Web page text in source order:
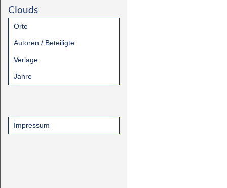
Clouds
Orte
Autoren / Beteiligte
Verlage
Jahre
Impressum